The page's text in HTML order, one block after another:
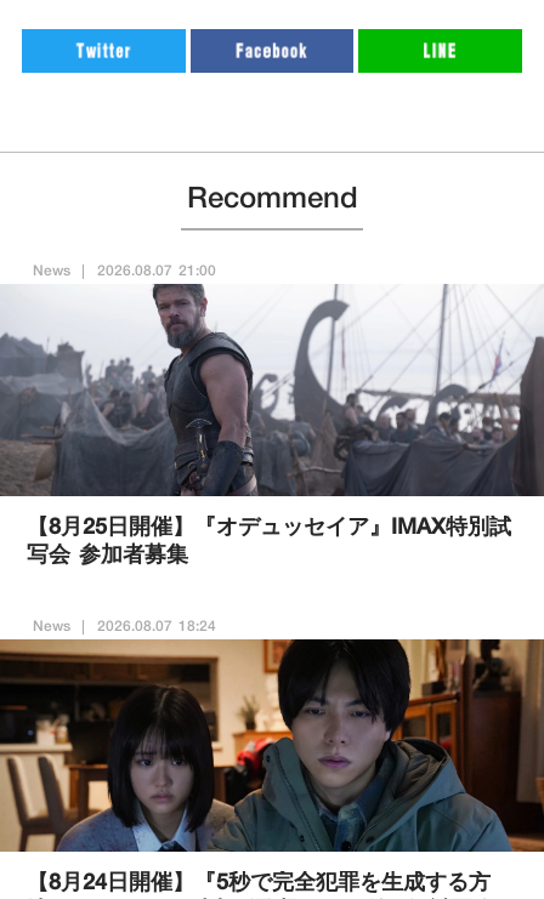
Recommend
News 2026.08.07 21:00
【8月25日開催】『オデュッセイア』IMAX特別試
写会 参加者募集
News 2026.08.07 18:24
【8月24日開催】『5秒で完全犯罪を生成する方